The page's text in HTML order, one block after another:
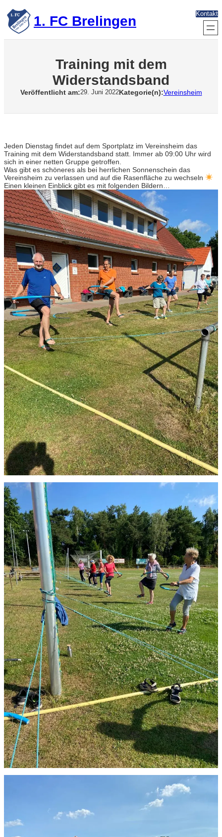
Zum
Inhalt
springen 1. FC Brelingen Kontakt
Training mit dem
Widerstandsband
Veröffentlicht am:29. Juni 2022Kategorie(n):Vereinsheim
Jeden Dienstag findet auf dem Sportplatz im Vereinsheim das
Training mit dem Widerstandsband statt. Immer ab 09:00 Uhr wird
sich in einer netten Gruppe getroffen.
Was gibt es schöneres als bei herrlichen Sonnenschein das
Vereinsheim zu verlassen und auf die Rasenfläche zu wechseln
Einen kleinen Einblick gibt es mit folgenden Bildern…